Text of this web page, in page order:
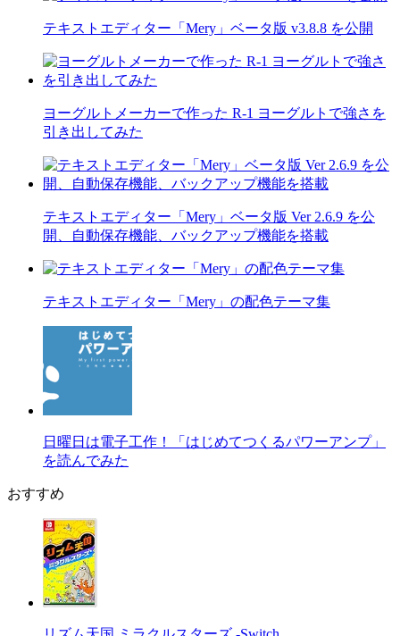
テキストエディター「Mery」ベータ版 v3.8.8 を公開
ヨーグルトメーカーで作った R-1 ヨーグルトで強さを
引き出してみた
テキストエディター「Mery」ベータ版 Ver 2.6.9 を公
開、自動保存機能、バックアップ機能を搭載
テキストエディター「Mery」の配色テーマ集
日曜日は電子工作！「はじめてつくるパワーアンプ」
を読んでみた
おすすめ